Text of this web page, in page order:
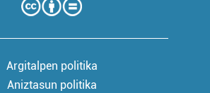
Argitalpen politika
Aniztasun politika